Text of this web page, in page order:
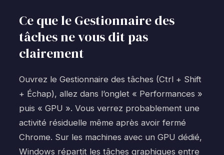
Ce que le Gestionnaire des
tâches ne vous dit pas
clairement
Ouvrez le Gestionnaire des tâches (Ctrl + Shift
+ Échap), allez dans l’onglet « Performances »
puis « GPU ». Vous verrez probablement une
activité résiduelle même après avoir fermé
Chrome. Sur les machines avec un GPU dédié,
Windows répartit les tâches graphiques entre